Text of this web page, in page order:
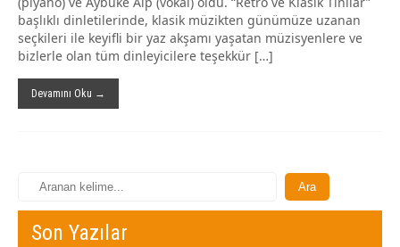
başlıklı dinletilerinde, klasik müzikten günümüze uzanan
seçkileri ile keyifli bir yaz akşamı yaşatan müzisyenlere ve
bizlerle olan tüm dinleyicilere teşekkür […]
Devamını Oku →
Son Yazılar